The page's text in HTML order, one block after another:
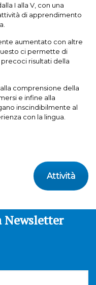
I alla V, con una
di apprendimento
aumentato con altre
ci permette di
risultati della
comprensione della
e infine alla
inscindibilmente al
con la lingua.
Attività
Newsletter